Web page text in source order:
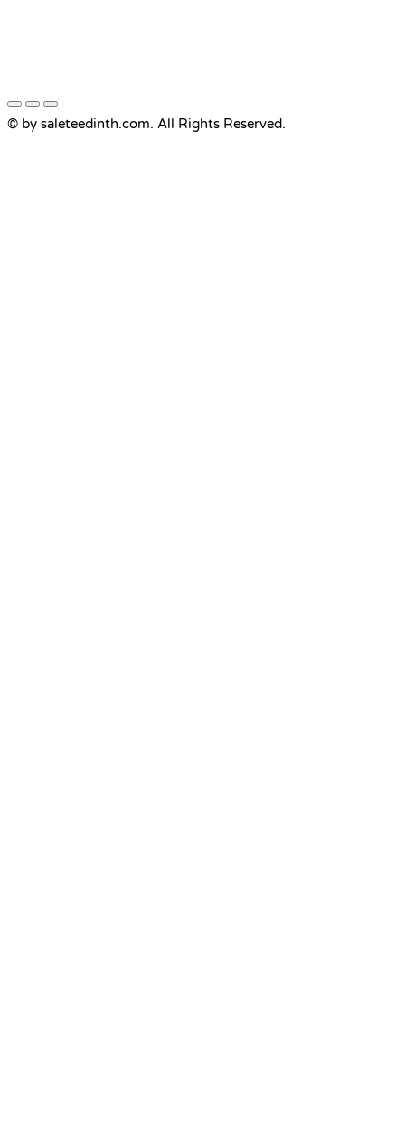
© by saleteedinth.com. All Rights Reserved.